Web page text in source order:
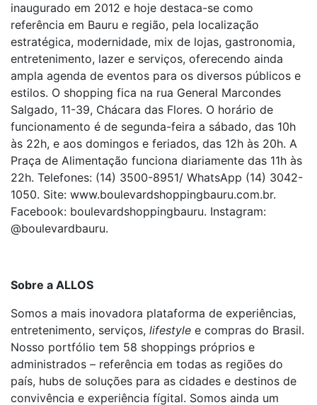
inaugurado em 2012 e hoje destaca-se como
referência em Bauru e região, pela localização
estratégica, modernidade, mix de lojas, gastronomia,
entretenimento, lazer e serviços, oferecendo ainda
ampla agenda de eventos para os diversos públicos e
estilos. O shopping fica na rua General Marcondes
Salgado, 11-39, Chácara das Flores. O horário de
funcionamento é de segunda-feira a sábado, das 10h
às 22h, e aos domingos e feriados, das 12h às 20h. A
Praça de Alimentação funciona diariamente das 11h às
22h. Telefones: (14) 3500-8951/ WhatsApp (14) 3042-
1050. Site: www.boulevardshoppingbauru.com.br.
Facebook: boulevardshoppingbauru. Instagram:
@boulevardbauru.
Sobre a ALLOS
Somos a mais inovadora plataforma de experiências,
entretenimento, serviços, lifestyle e compras do Brasil.
Nosso portfólio tem 58 shoppings próprios e
administrados – referência em todas as regiões do
país, hubs de soluções para as cidades e destinos de
convivência e experiência fígital. Somos ainda um